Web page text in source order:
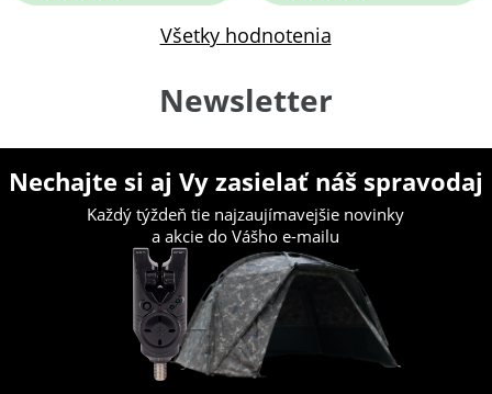
Všetky hodnotenia
Newsletter
Nechajte si aj Vy zasielať náš spravodaj
Každý týždeň tie najzaujímavejšie novinky
a akcie do Vášho e-mailu